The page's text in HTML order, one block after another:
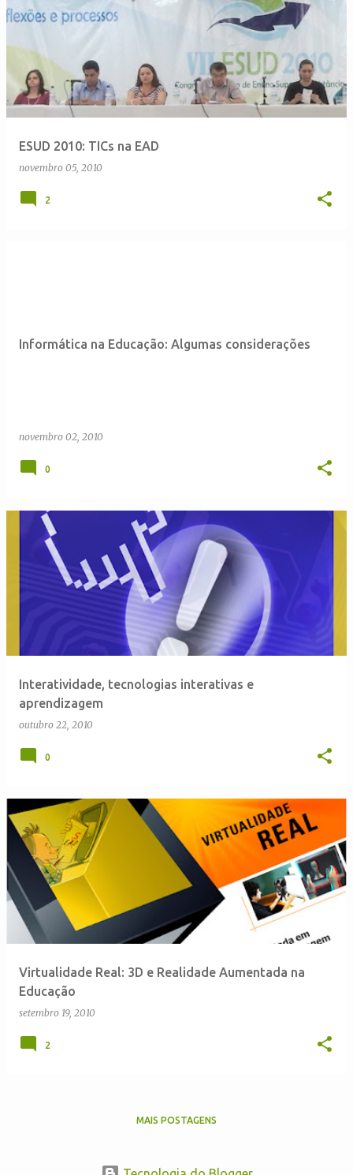
ESUD 2010: TICs na EAD
novembro 05, 2010
2
Informática na Educação: Algumas considerações
novembro 02, 2010
0
Interatividade, tecnologias interativas e
aprendizagem
outubro 22, 2010
0
Virtualidade Real: 3D e Realidade Aumentada na
Educação
setembro 19, 2010
2
MAIS POSTAGENS